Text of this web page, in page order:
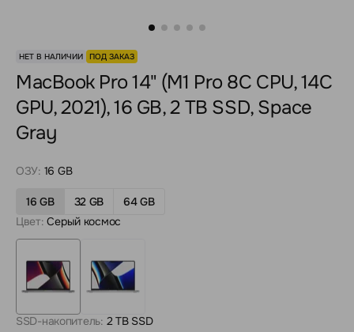
НЕТ В НАЛИЧИИ ПОД ЗАКАЗ
MacBook Pro 14" (M1 Pro 8C CPU, 14C
GPU, 2021), 16 GB, 2 TB SSD, Space
Gray
ОЗУ: 16 GB
16 GB 32 GB
64 GB
Цвет: Серый космос
SSD-накопитель: 2 TB SSD